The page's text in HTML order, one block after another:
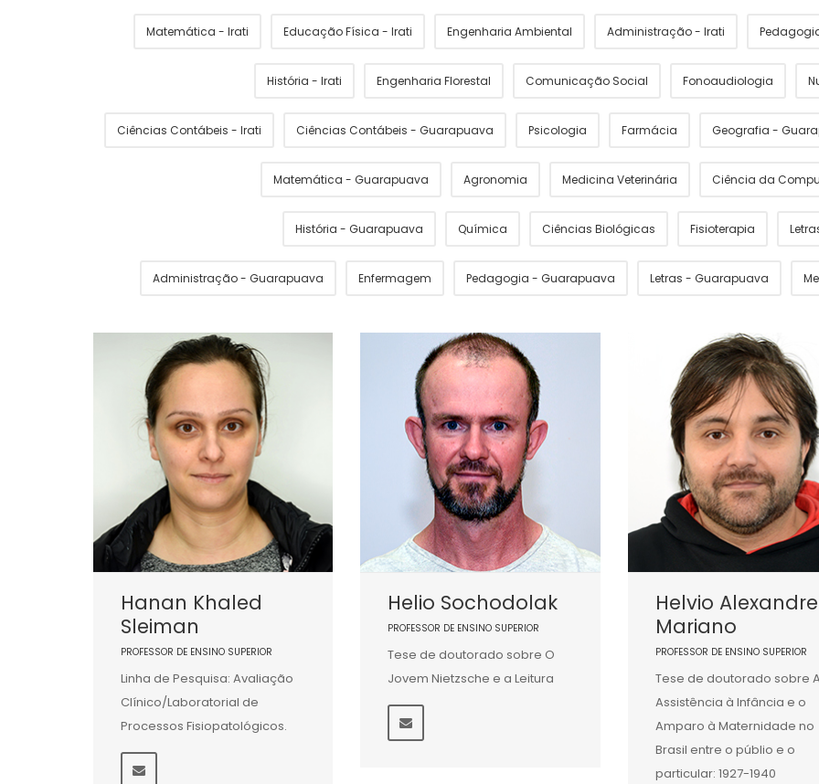
Matemática - Irati Educação Física - Irati Engenharia Ambiental Administração - Irati
História - Irati Engenharia Florestal Comunicação Social Fonoaudiologia
Ciências Contábeis - Irati Ciências Contábeis - Guarapuava Psicologia Farmácia Geografia -
Matemática - Guarapuava Agronomia Medicina Veterinária Ciência da
História - Guarapuava Química Ciências Biológicas Fisioterapia
Administração - Guarapuava Enfermagem Pedagogia - Guarapuava Letras - Guarapuava
Hanan Khaled
Sleiman
PROFESSOR DE ENSINO SUPERIOR
Linha de Pesquisa: Avaliação
Clínico/Laboratorial de
Processos Fisiopatológicos.
Helio Sochodolak
PROFESSOR DE ENSINO SUPERIOR
Tese de doutorado sobre O
Jovem Nietzsche e a Leitura
Helvio Alexandre
Mariano
PROFESSOR DE ENSINO SUPERIOR
Tese de doutorado sobre
Assistência à Infância e o
Amparo à Maternidade no
Brasil entre o públio e o
particular: 1927-1940